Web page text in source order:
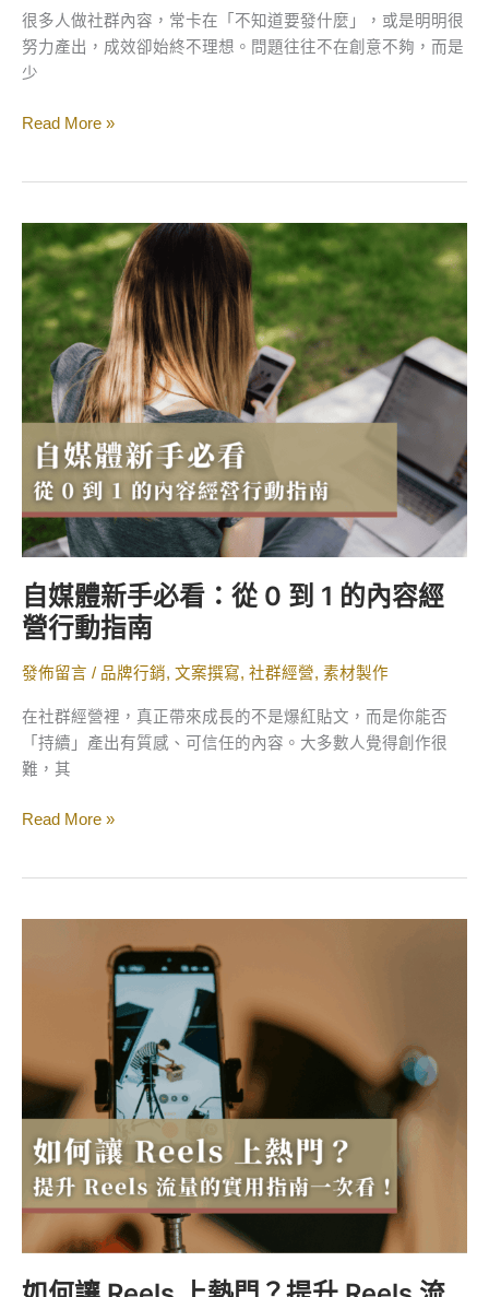
很多人做社群內容，常卡在「不知道要發什麼」，或是明明很
努力產出，成效卻始終不理想。問題往往不在創意不夠，而是
少
能
漲
粉
Read More »
自媒體新手必看：從 0 到 1 的內容經
營行動指南
發佈留言 / 品牌行銷, 文案撰寫, 社群經營, 素材製作
在社群經營裡，真正帶來成長的不是爆紅貼文，而是你能否
「持續」產出有質感、可信任的內容。大多數人覺得創作很
難，其
媒
體
新
手
必
看：
從
到
的
內
經
營
動
指
南
Read More »
熱
門？
提
升
Reels
流
量